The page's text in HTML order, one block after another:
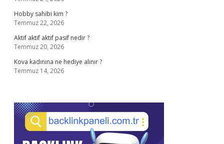
Hobby sahibi kim ?
Temmuz 22, 2026
Aktif aktif aktif pasif nedir ?
Temmuz 20, 2026
Kova kadınına ne hediye alınır ?
Temmuz 14, 2026